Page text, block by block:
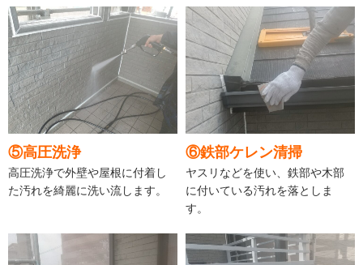
⑤高圧洗浄
高圧洗浄で外壁や屋根に付着し
た汚れを綺麗に洗い流します。
⑥鉄部ケレン清掃
ヤスリなどを使い、鉄部や木部
に付いている汚れを落としま
す。